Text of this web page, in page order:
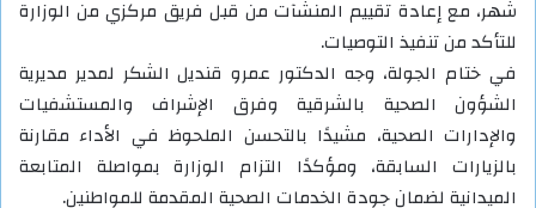
شهر، مع إعادة تقييم المنشآت من قبل فريق مركزي من الوزارة
للتأكد من تنفيذ التوصيات.
في ختام الجولة، وجه الدكتور عمرو قنديل الشكر لمدير مديرية
الشؤون الصحية بالشرقية وفرق الإشراف والمستشفيات
والإدارات الصحية، مشيدًا بالتحسن الملحوظ في الأداء مقارنة
بالزيارات السابقة، ومؤكدًا التزام الوزارة بمواصلة المتابعة
الميدانية لضمان جودة الخدمات الصحية المقدمة للمواطنين.